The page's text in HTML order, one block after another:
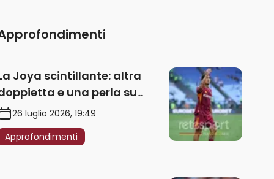
Joya scintillante: altra
e una perla su
– VIDEO
26 luglio 2026, 19:49
Approfondimenti